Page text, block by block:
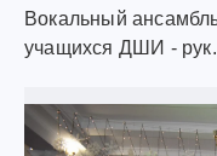
Вокальный
учащихся ДШИ -